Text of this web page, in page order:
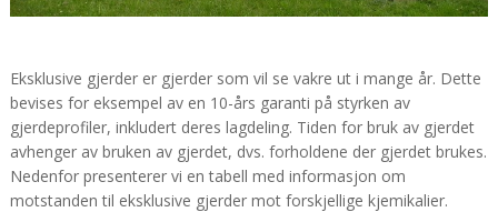
Eksklusive gjerder er gjerder som vil se vakre ut i mange år. Dette
bevises for eksempel av en 10-års garanti på styrken av
gjerdeprofiler, inkludert deres lagdeling. Tiden for bruk av gjerdet
avhenger av bruken av gjerdet, dvs. forholdene der gjerdet brukes.
Nedenfor presenterer vi en tabell med informasjon om
motstanden til eksklusive gjerder mot forskjellige kjemikalier.